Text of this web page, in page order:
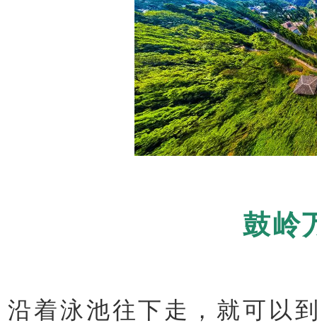
鼓岭
沿着泳池往下走，就可以